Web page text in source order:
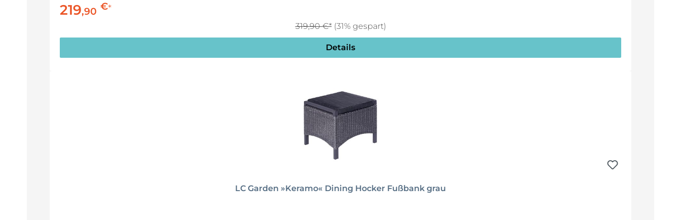
219,90 €*
319,90 €* (31% gespart)
Details
LC Garden »Keramo« Dining Hocker Fußbank grau